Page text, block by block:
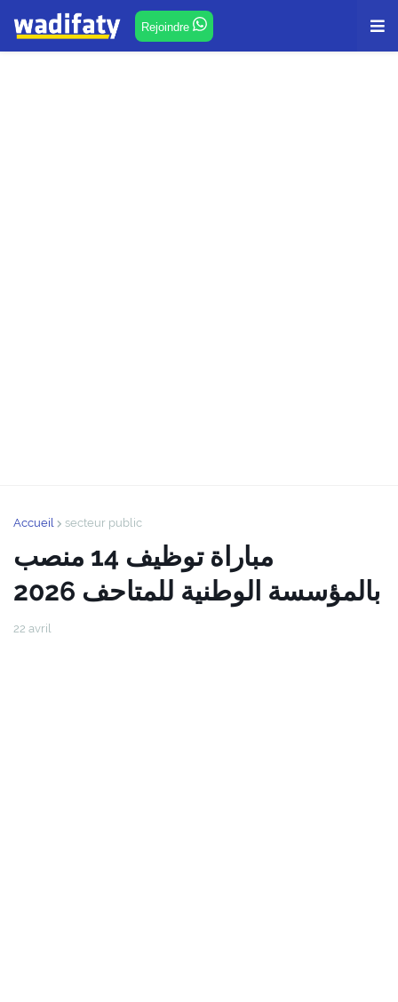
Rejoindre
Accueil secteur public
مباراة توظيف 14 منصب
بالمؤسسة الوطنية للمتاحف 2026
22 avril